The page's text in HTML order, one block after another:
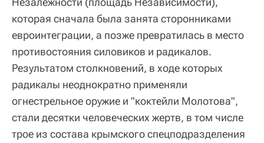
которая сначала была занята сторонниками
евроинтеграции, а позже превратилась в место
противостояния силовиков и радикалов.
Результатом столкновений, в ходе которых
радикалы неоднократно применяли
огнестрельное оружие и "коктейли Молотова",
стали десятки человеческих жертв, в том числе
трое из состава крымского спецподразделения